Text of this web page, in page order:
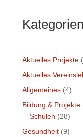
Kategorien
Aktuelles Projekte
Aktuelles
Allgemeines(4)
Bildung & Projekte
Schulen (28)
Gesundheit(9)